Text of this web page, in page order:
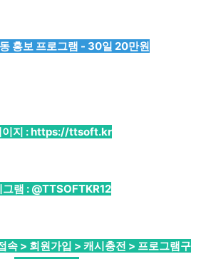
홍보 프로그램 - 30일 20만원
지 :https://ttsoft.kr
그램 : @TTSOFTKR12
속 > 회원가입 > 캐시충전 > 프로그램구